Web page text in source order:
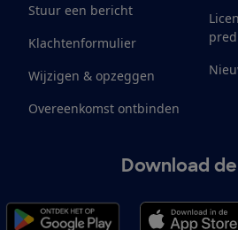
Stuur een bericht
Klachtenformulier
Wijzigen & opzeggen
Overeenkomst ontbinden
Download